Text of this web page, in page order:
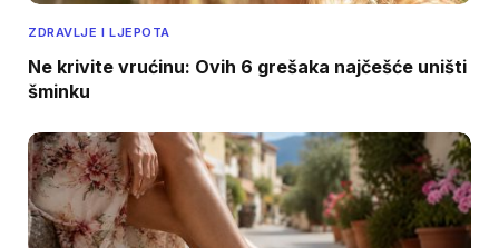
ZDRAVLJE I LJEPOTA
Ne krivite vrućinu: Ovih 6 grešaka najčešće uništi
šminku